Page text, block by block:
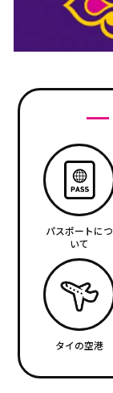
パスポートにつ
いて
タイの空港